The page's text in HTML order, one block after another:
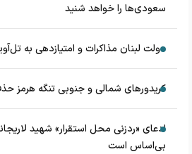
سعودی‌ها را خواهد شنید
دولت لبنان مذاکرات و امتیازدهی به
کریدورهای شمالی و جنوبی تنگه هرمز
ادعای «ردزنی محل استقرار» شهید
بی‌اساس است